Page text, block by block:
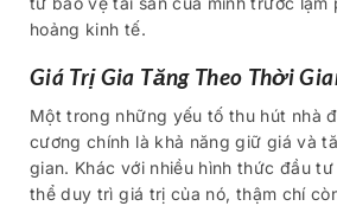
hoảng kinh tế.
Giá Trị Gia Tăng Theo Thời
Một trong những yếu tố thu hút nhà
cương chính là khả năng giữ giá và
gian. Khác với nhiều hình thức đầu
thể duy trì giá trị của nó, thậm chí